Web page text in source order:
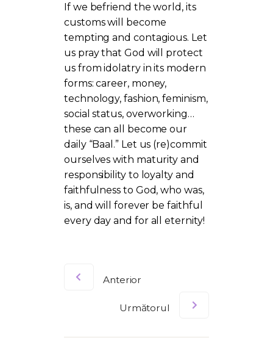
If we befriend the world, its
customs will become
tempting and contagious. Let
us pray that God will protect
us from idolatry in its modern
forms: career, money,
technology, fashion, feminism,
social status, overworking…
these can all become our
daily “Baal.” Let us (re)commit
ourselves with maturity and
responsibility to loyalty and
faithfulness to God, who was,
is, and will forever be faithful
every day and for all eternity!
Anterior
Următorul